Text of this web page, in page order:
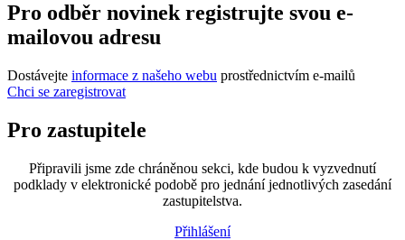
Pro odběr novinek registrujte svou e-
mailovou adresu
Dostávejte informace z našeho webu prostřednictvím e-mailů
Chci se zaregistrovat
Pro zastupitele
Připravili jsme zde chráněnou sekci, kde budou k vyzvednutí
podklady v elektronické podobě pro jednání jednotlivých zasedání
zastupitelstva.
Přihlášení